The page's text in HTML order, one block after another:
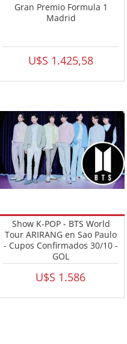
Gran Premio Formula 1
Madrid
U$S 1.425,58
Show K-POP - BTS World
Tour ARIRANG en Sao Paulo
- Cupos Confirmados 30/10 -
GOL
U$S 1.586